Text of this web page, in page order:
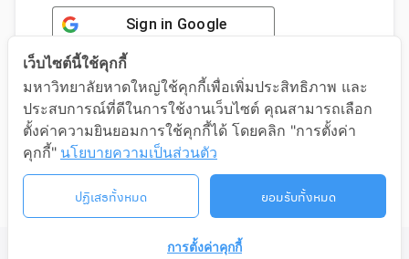
Sign in Google
Sign in with Google
©2026 LIFELONG.HU.AC.TH. ALL RIGHTS RESERVED.
เว็บไซต์นี้ใช้คุกกี้
มหาวิทยาลัยหาดใหญ่ใช้คุกกี้เพื่อเพิ่มประสิทธิภาพ และ
ประสบการณ์ที่ดีในการใช้งานเว็บไซต์ คุณสามารถเลือก
ตั้งค่าความยินยอมการใช้คุกกี้ได้ โดยคลิก "การตั้งค่า
คุกกี้" นโยบายความเป็นส่วนตัว
ปฏิเสธทั้งหมด ยอมรับทั้งหมด
การตั้งค่าคุกกี้